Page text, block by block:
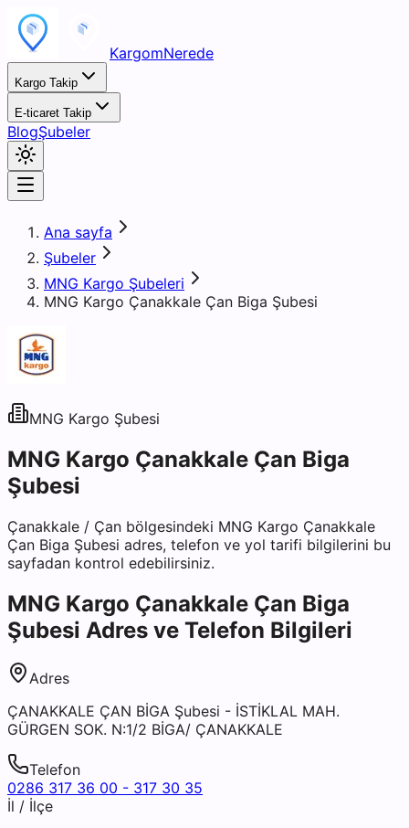
KargomNerede
Kargo Takip
E-ticaret Takip
BlogŞubeler
Ana sayfa
Şubeler
MNG Kargo Şubeleri
MNG Kargo Çanakkale Çan Biga Şubesi
MNG Kargo Şubesi
MNG Kargo Çanakkale Çan Biga
Şubesi
Çanakkale / Çan bölgesindeki MNG Kargo Çanakkale
Çan Biga Şubesi adres, telefon ve yol tarifi bilgilerini bu
sayfadan kontrol edebilirsiniz.
MNG Kargo Çanakkale Çan Biga
Şubesi Adres ve Telefon Bilgileri
Adres
ÇANAKKALE ÇAN BİGA Şubesi - İSTİKLAL MAH.
GÜRGEN SOK. N:1/2 BİGA/ ÇANAKKALE
Telefon
0286 317 36 00 - 317 30 35
İl / İlçe